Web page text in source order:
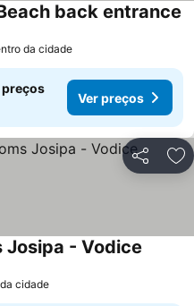
back entrance
da cidade
preços
Ver preços
Partilhar
Josipa - Vodice
cidade